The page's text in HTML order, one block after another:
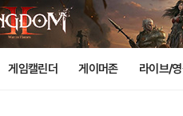
게임캘린더 게이머존 라이브/